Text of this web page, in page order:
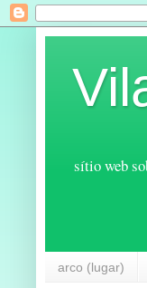
sítio web
arco (lugar)